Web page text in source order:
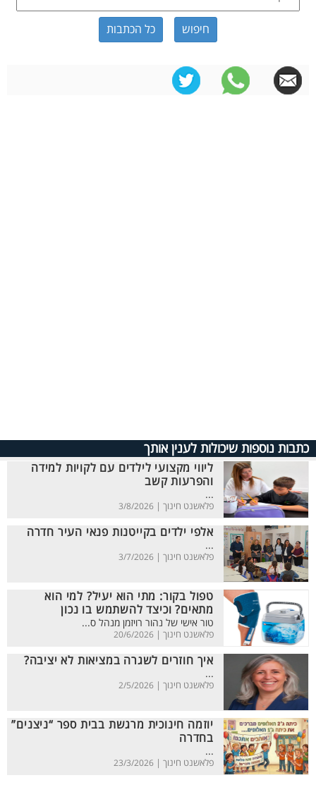
כל הכתבות
כתבות נוספות שיכולות לענין אותך
ליווי מקצועי לילדים עם לקויות למידה
והפרעות קשב
...
פלאשנט חינוך | 3/8/2026
אלפי ילדים בקייטנות פנאי העיר חדרה
...
פלאשנט חינוך | 3/7/2026
טפול בקור: מתי הוא יעיל? למי הוא
מתאים? וכיצד להשתמש בו נכון
טור אישי של נהור רויזמן מנהל ס...
פלאשנט חינוך | 20/6/2026
איך חוזרים לשגרה במציאות לא יציבה?
...
פלאשנט חינוך | 2/5/2026
יוזמה חינוכית מרגשת בבית ספר “ניצנים”
בחדרה
...
פלאשנט חינוך | 23/3/2026